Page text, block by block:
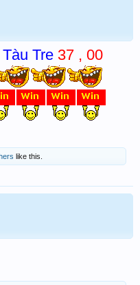
Tre 37 , 00
like this.